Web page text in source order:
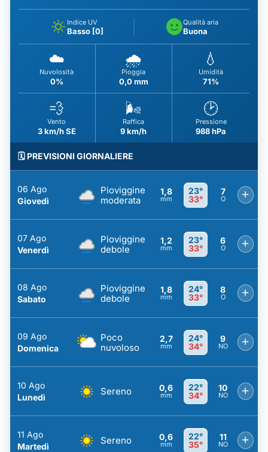
Indice UV
Basso [0]
Qualità aria
Buona
☁️
Nuvolosità
0%
🌧️
Pioggia
0,0 mm
💧
Umidità
71%
💨
Vento
3 km/h SE
🌬️
Raffica
9 km/h
🕑
Pressione
988 hPa
🗓️ PREVISIONI GIORNALIERE
06 Ago
Giovedì
Pioviggine
moderata
1,8
mm
23°
33°
7
O +
07 Ago
Venerdì
Pioviggine
debole
1,2
mm
23°
33°
6
O +
08 Ago
Sabato
Pioviggine
debole
1,8
mm
24°
33°
8
O +
09 Ago
Domenica
Poco
nuvoloso
2,7
mm
24°
34°
9
NO +
10 Ago
Lunedì
Sereno 0,6
mm
22°
34°
10
NO +
11 Ago
Martedì
Sereno 0,6
mm
22°
35°
11
NO +